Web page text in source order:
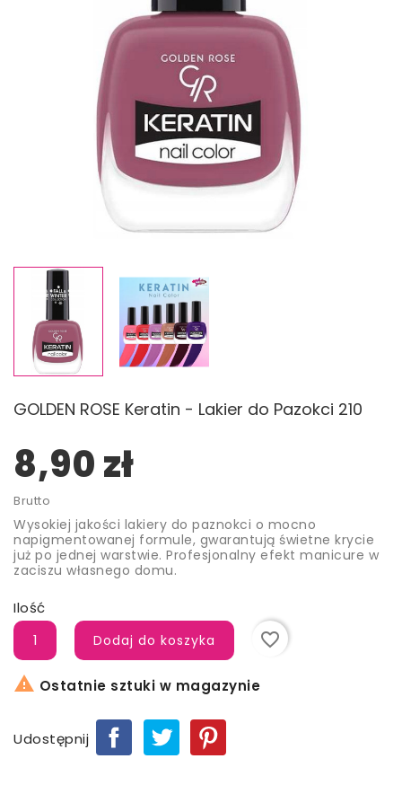
GOLDEN ROSE Keratin - Lakier do Pazokci 210
8,90 zł
Brutto
Wysokiej jakości lakiery do paznokci o mocno
napigmentowanej formule, gwarantują świetne krycie
już po jednej warstwie. Profesjonalny efekt manicure w
zaciszu własnego domu.
Ilość
Dodaj do koszyka favorite_border
 Ostatnie sztuki w magazynie
Udostępnij